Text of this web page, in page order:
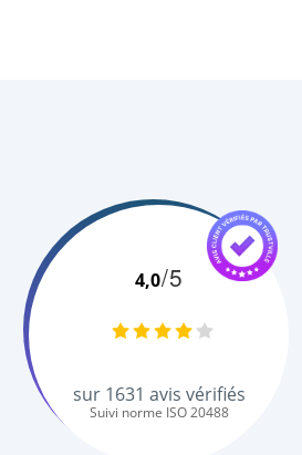
4,0/5
sur 1631 avis vérifiés
Suivi norme ISO 20488